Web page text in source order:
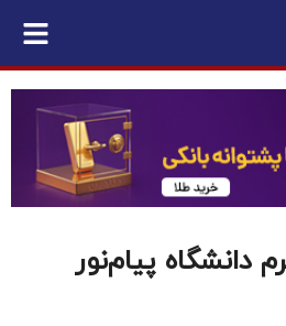
دانشگاه پیام‌نور